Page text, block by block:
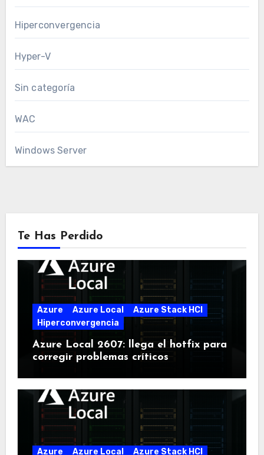
Hiperconvergencia
Hyper-V
Sin categoría
WAC
Windows Server
Te Has Perdido
Azure Azure Local
Azure Stack HCI
Hiperconvergencia
Azure Local 2607: llega el hotfix para
corregir problemas críticos
Azure Azure Local
Azure Stack HCI